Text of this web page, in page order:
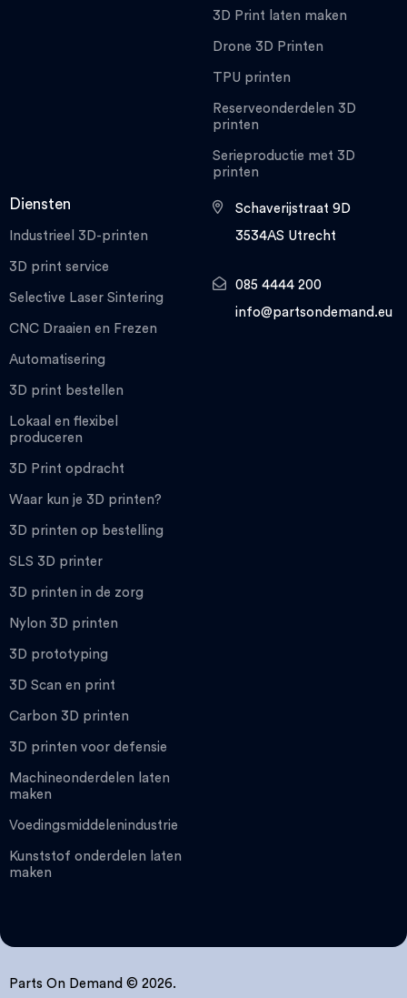
3D Print laten maken
Drone 3D Printen
TPU printen
Reserveonderdelen 3D
printen
Serieproductie met 3D
printen
Diensten
Industrieel 3D-printen
3D print service
Selective Laser Sintering
CNC Draaien en Frezen
Automatisering
3D print bestellen
Lokaal en flexibel
produceren
3D Print opdracht
Waar kun je 3D printen?
3D printen op bestelling
SLS 3D printer
3D printen in de zorg
Nylon 3D printen
3D prototyping
3D Scan en print
Carbon 3D printen
3D printen voor defensie
Machineonderdelen laten
maken
Voedingsmiddelenindustrie
Kunststof onderdelen laten
maken
Schaverijstraat 9D
3534AS Utrecht
085 4444 200
info@partsondemand.eu
Parts On Demand © 2026.